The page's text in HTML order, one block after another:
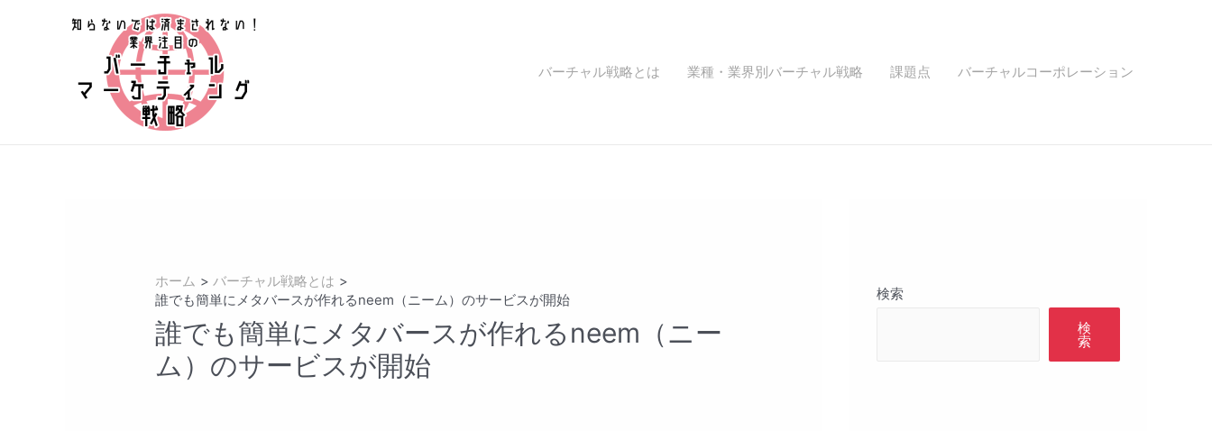
バーチャル戦略とは 業種・業界別バーチャル戦略 課題点 バーチャルコーポレーション
ホーム
バーチャル戦略とは
誰でも簡単にメタバースが作れるneem（ニーム）のサービスが開始
誰でも簡単にメタバースが作れるneem（ニー
ム）のサービスが開始
検索
検
索